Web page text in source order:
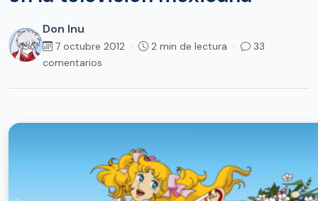
Don Inu
7 octubre 2012 · 2 min de lectura ·
33
comentarios